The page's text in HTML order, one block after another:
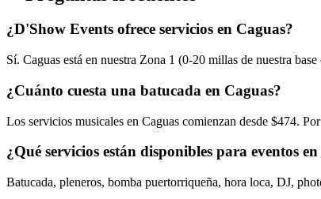
¿D'Show Events ofrece servicios en Caguas?
Sí. Caguas está en nuestra Zona 1 (0-20 millas de nuestra
¿Cuánto cuesta una batucada en Caguas?
Los servicios musicales en Caguas comienzan desde $474.
¿Qué servicios están disponibles para eventos
Batucada, pleneros, bomba puertorriqueña, hora loca, DJ,